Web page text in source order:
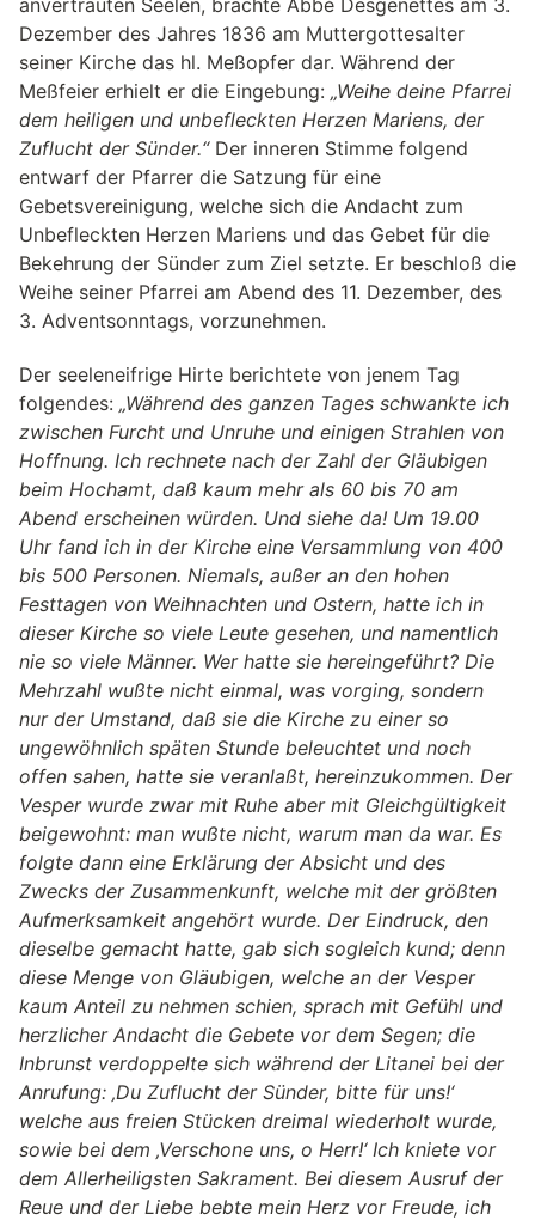
Dezember des Jahres 1836 am Muttergottesalter
seiner Kirche das hl. Meßopfer dar. Während der
Meßfeier erhielt er die Eingebung: „Weihe deine Pfarrei
dem heiligen und unbefleckten Herzen Mariens, der
Zuflucht der Sünder.“Der inneren Stimme folgend
entwarf der Pfarrer die Satzung für eine
Gebetsvereinigung, welche sich die Andacht zum
Unbefleckten Herzen Mariens und das Gebet für die
Bekehrung der Sünder zum Ziel setzte. Er beschloß die
Weihe seiner Pfarrei am Abend des 11. Dezember, des
3. Adventsonntags, vorzunehmen.
Der seeleneifrige Hirte berichtete von jenem Tag
folgendes: „Während des ganzen Tages schwankte ich
zwischen Furcht und Unruhe und einigen Strahlen von
Hoffnung. Ich rechnete nach der Zahl der Gläubigen
beim Hochamt, daß kaum mehr als 60 bis 70 am
Abend erscheinen würden. Und siehe da! Um 19.00
Uhr fand ich in der Kirche eine Versammlung von 400
bis 500 Personen. Niemals, außer an den hohen
Festtagen von Weihnachten und Ostern, hatte ich in
dieser Kirche so viele Leute gesehen, und namentlich
nie so viele Männer. Wer hatte sie hereingeführt? Die
Mehrzahl wußte nicht einmal, was vorging, sondern
nur der Umstand, daß sie die Kirche zu einer so
ungewöhnlich späten Stunde beleuchtet und noch
offen sahen, hatte sie veranlaßt, hereinzukommen. Der
Vesper wurde zwar mit Ruhe aber mit Gleichgültigkeit
beigewohnt: man wußte nicht, warum man da war. Es
folgte dann eine Erklärung der Absicht und des
Zwecks der Zusammenkunft, welche mit der größten
Aufmerksamkeit angehört wurde. Der Eindruck, den
dieselbe gemacht hatte, gab sich sogleich kund; denn
diese Menge von Gläubigen, welche an der Vesper
kaum Anteil zu nehmen schien, sprach mit Gefühl und
herzlicher Andacht die Gebete vor dem Segen; die
Inbrunst verdoppelte sich während der Litanei bei der
Anrufung: ‚Du Zuflucht der Sünder, bitte für uns!‘
welche aus freien Stücken dreimal wiederholt wurde,
sowie bei dem ‚Verschone uns, o Herr!‘ Ich kniete vor
dem Allerheiligsten Sakrament. Bei diesem Ausruf der
Reue und der Liebe bebte mein Herz vor Freude, ich